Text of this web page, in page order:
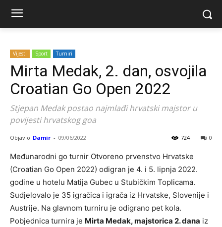
Vijesti Sport Turniri
Mirta Medak, 2. dan, osvojila
Croatian Go Open 2022
Stjepan Medak postao najmlađi hrvatski majstor u
povijesti hrvatskog goa
Objavio Damir - 09/06/2022 0
724
Međunarodni go turnir Otvoreno prvenstvo Hrvatske
(Croatian Go Open 2022) odigran je 4. i 5. lipnja 2022.
godine u hotelu Matija Gubec u Stubičkim Toplicama.
Sudjelovalo je 35 igračica i igrača iz Hrvatske, Slovenije i
Austrije. Na glavnom turniru je odigrano pet kola.
Pobjednica turnira je Mirta Medak, majstorica 2. dana iz